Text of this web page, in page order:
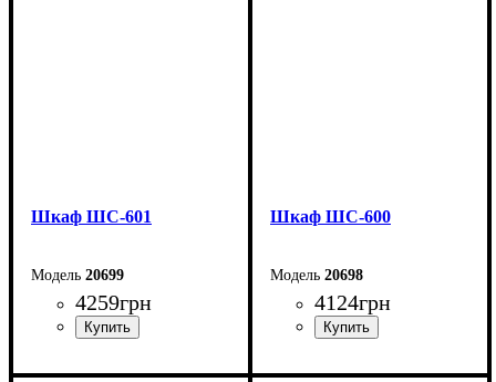
Шкаф ШС-601
20699
4259грн
Шкаф ШС-600
20698
4124грн